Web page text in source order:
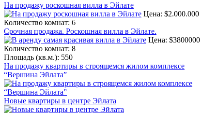
На продажу роскошная вилла в Эйлате
Цена: $2.000.000
Количество комнат: 6
Срочная продажа. Роскошная вилла в Эйлате.
Цена: $3800000
Количество комнат: 8
Площадь (кв.м.): 550
На продажу квартиры в строящемся жилом комплексе
“Вершина Эйлата”
Новые квартиры в центре Эйлата